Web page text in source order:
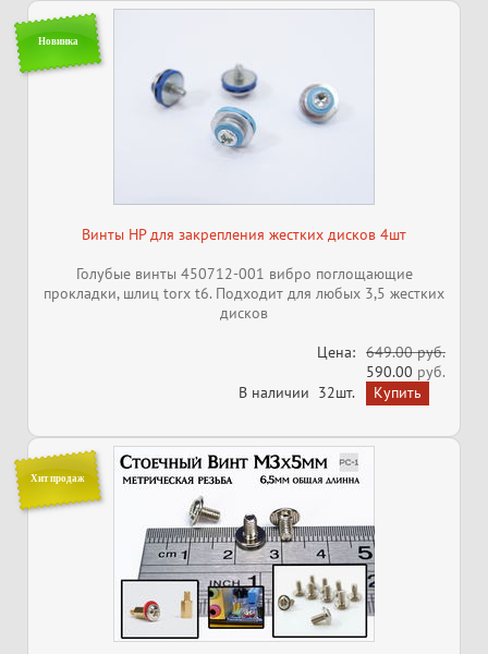
Новинка
Винты HP для закрепления жестких дисков 4шт
Голубые винты 450712-001 вибро поглощающие
прокладки, шлиц torx t6. Подходит для любых 3,5 жестких
дисков
Цена: 649.00 руб.
590.00 руб.
В наличии 32шт.
Хит продаж